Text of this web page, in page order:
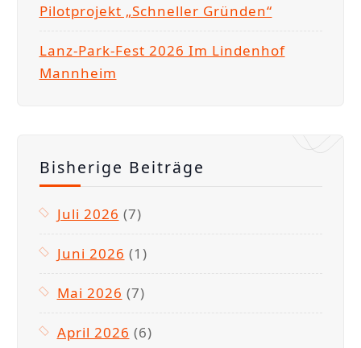
Pilotprojekt „Schneller Gründen“
Lanz-Park-Fest 2026 Im Lindenhof
Mannheim
Bisherige Beiträge
Juli 2026 (7)
Juni 2026 (1)
Mai 2026 (7)
April 2026 (6)